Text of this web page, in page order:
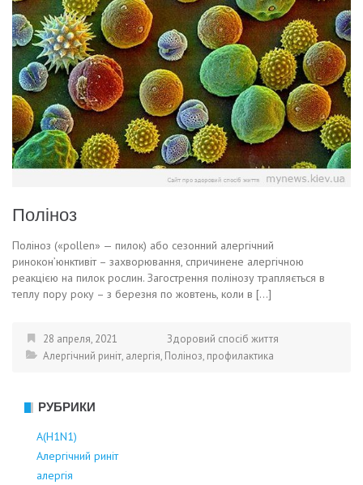
Поліноз
Поліноз («pollen» — пилок) або сезонний алергічний
ринокон’юнктивіт – захворювання, спричинене алергічною
реакцією на пилок рослин. Загострення полінозу трапляється в
теплу пору року – з березня по жовтень, коли в […]
28 апреля, 2021
Здоровий спосіб життя
Алергічний риніт, алергія, Поліноз, профилактика
РУБРИКИ
А(Н1N1)
Алергічний риніт
алергія